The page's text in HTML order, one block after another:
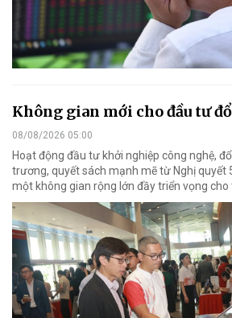
Không gian mới cho đầu tư
08/08/2026 05:00
Hoạt động đầu tư khởi nghiệp công nghệ,
trương, quyết sách mạnh mẽ từ Nghị quyết
một không gian rộng lớn đầy triển vọng cho